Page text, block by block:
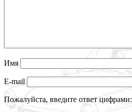
Имя
E-mail
Пожалуйста, введите ответ цифрами: